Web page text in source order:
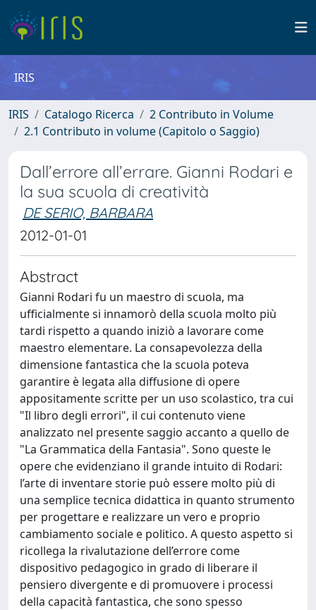
IRIS
IRIS Catalogo Ricerca
2 Contributo in Volume
2.1 Contributo in volume (Capitolo o Saggio)
Dall’errore all’errare. Gianni Rodari e
la sua scuola di creatività
DE SERIO, BARBARA
2012-01-01
Abstract
Gianni Rodari fu un maestro di scuola, ma
ufficialmente si innamorò della scuola molto più
tardi rispetto a quando iniziò a lavorare come
maestro elementare. La consapevolezza della
dimensione fantastica che la scuola poteva
garantire è legata alla diffusione di opere
appositamente scritte per un uso scolastico, tra cui
"Il libro degli errori", il cui contenuto viene
analizzato nel presente saggio accanto a quello de
"La Grammatica della Fantasia". Sono queste le
opere che evidenziano il grande intuito di Rodari:
l’arte di inventare storie può essere molto più di
una semplice tecnica didattica in quanto strumento
per progettare e realizzare un vero e proprio
cambiamento sociale e politico. A questo aspetto si
ricollega la rivalutazione dell’errore come
dispositivo pedagogico in grado di liberare il
pensiero divergente e di promuovere i processi
della capacità fantastica, che sono spesso